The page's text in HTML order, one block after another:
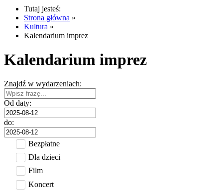
Tutaj jesteś:
Strona główna »
Kultura »
Kalendarium imprez
Kalendarium imprez
Znajdź w wydarzeniach:
Od daty:
do:
Bezpłatne
Dla dzieci
Film
Koncert